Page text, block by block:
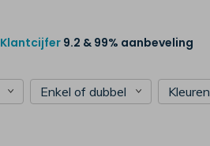
Klantcijfer 9.2 & 99% aanbeveling
Enkel of dubbel Kleuren